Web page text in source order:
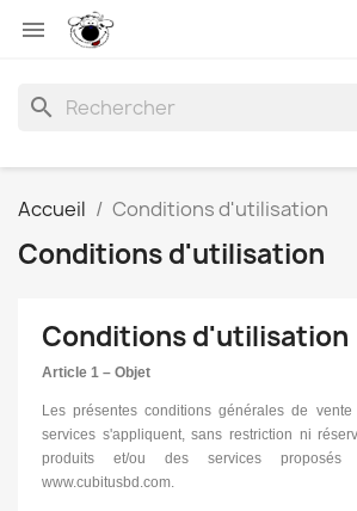

search
Accueil Conditions d'utilisation
Conditions d'utilisation
Conditions d'utilisation
Article 1 – Objet
Les présentes conditions générales de
services s'appliquent, sans restriction ni
produits et/ou des services
www.cubitusbd.com.